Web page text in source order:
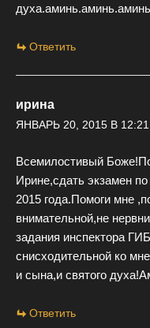
Ответить
ирина
ЯНВАРЬ 20, 2015 В
Всемилостивый
Ирине,сдать экзамен
2015 года.Помоги мне
внимательной,не
задания инспектора
снисходительной ко
и сына,и святого
Ответить